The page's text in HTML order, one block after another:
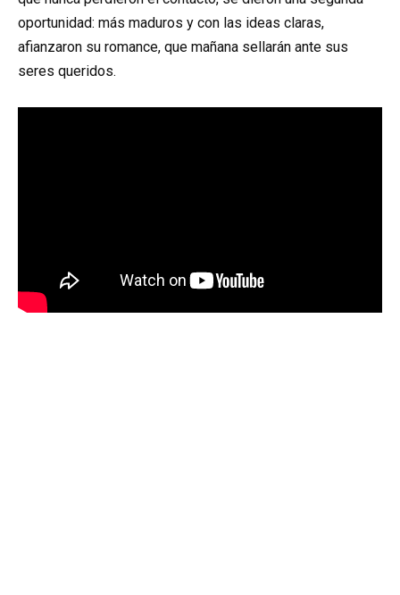
oportunidad: más maduros y con las ideas claras,
afianzaron su romance, que mañana sellarán ante sus
seres queridos.